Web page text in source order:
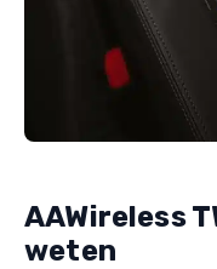
AAWireless
weten